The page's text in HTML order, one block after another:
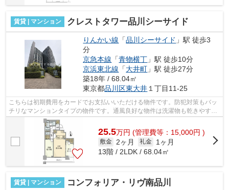
賃貸 | マンション クレストタワー品川シーサイド
りんかい線 「品川シーサイド 」駅 徒歩3
分
京急本線 「青物横丁 」駅 徒歩10分
京浜東北線 「大井町 」駅 徒歩27分
築18年 / 68.04㎡
東京都品川区東大井 １丁目11-25
こちらは初期費用をカードでお支払いいただける物件です。防犯対策もバッ
チリなマンションタイプの物件です。通風良好な物件は洗濯物も乾きやすく
なっています。エレベーター付き物件...
25.5万円 (管理費等：15,000円 )
敷金 2ヶ月 礼金
1ヶ月
13階 / 2LDK / 68.04㎡
賃貸 | マンション コンフォリア・リヴ南品川